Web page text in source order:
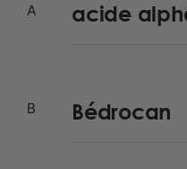
acide
Bédrocan